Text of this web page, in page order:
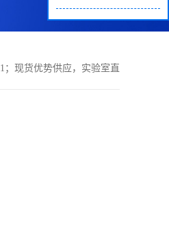
；现货优势供应，实验室直